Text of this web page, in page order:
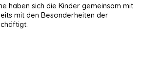
haben sich die Kinder gemeinsam mit
mit den Besonderheiten der